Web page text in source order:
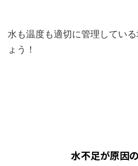
水も温度も適切に管理してい
ょう！
水不足が原因